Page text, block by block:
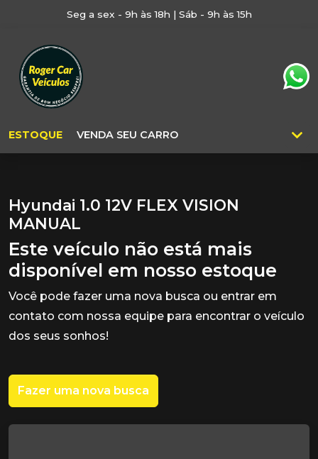
Seg a sex - 9h às 18h | Sáb - 9h às 15h
ESTOQUE VENDA SEU CARRO
Hyundai 1.0 12V FLEX VISION
MANUAL
Este veículo não está mais
disponível em nosso estoque
Você pode fazer uma nova busca ou entrar em
contato com nossa equipe para encontrar o veículo
dos seus sonhos!
Fazer uma nova busca